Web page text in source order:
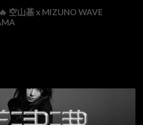
空山基 x MIZUNO WAVE